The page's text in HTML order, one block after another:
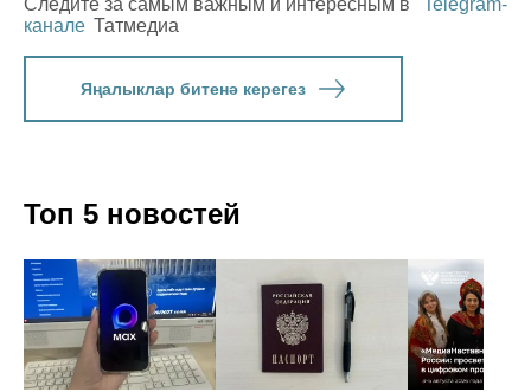
Следите за самым важным и интересным в
Telegram-
канале Татмедиа
Яңалыклар битенә керегез
Топ 5 новостей